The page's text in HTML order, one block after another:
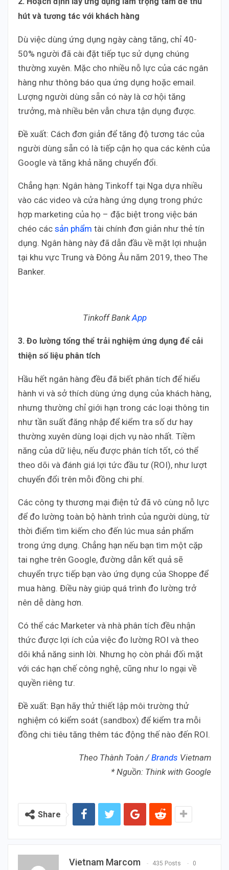
hút và tương tác với khách hàng
Dù việc dùng ứng dụng ngày càng tăng, chỉ 40-
50% người đã cài đặt tiếp tục sử dụng chúng
thường xuyên. Mặc cho nhiều nỗ lực của các ngân
hàng như thông báo qua ứng dụng hoặc email.
Lượng người dùng sẵn có này là cơ hội tăng
trưởng, mà nhiều bên vẫn chưa tận dụng được.
Đề xuất: Cách đơn giản để tăng độ tương tác của
người dùng sẵn có là tiếp cận họ qua các kênh của
Google và tăng khả năng chuyển đổi.
Chẳng hạn: Ngân hàng Tinkoff tại Nga dựa nhiều
vào các video và cửa hàng ứng dụng trong phức
hợp marketing của họ – đặc biệt trong việc bán
chéo các sản phẩm tài chính đơn giản như thẻ tín
dụng. Ngân hàng này đã dẫn đầu về mặt lợi nhuận
tại khu vực Trung và Đông Âu năm 2019, theo The
Banker.
Tinkoff BankApp
3. Đo lường tổng thể trải nghiệm ứng dụng để cải
thiện số liệu phân tích
Hầu hết ngân hàng đều đã biết phân tích để hiểu
hành vi và sở thích dùng ứng dụng của khách hàng,
nhưng thường chỉ giới hạn trong các loại thông tin
như tần suất đăng nhập để kiểm tra số dư hay
thường xuyên dùng loại dịch vụ nào nhất. Tiềm
năng của dữ liệu, nếu được phân tích tốt, có thể
theo dõi và đánh giá lợi tức đầu tư (ROI), như lượt
chuyển đổi trên mỗi đồng chi phí.
Các công ty thương mại điện tử đã vô cùng nỗ lực
để đo lường toàn bộ hành trình của người dùng, từ
thời điểm tìm kiếm cho đến lúc mua sản phẩm
trong ứng dụng. Chẳng hạn nếu bạn tìm một cặp
tai nghe trên Google, đường dẫn kết quả sẽ
chuyển trực tiếp bạn vào ứng dụng của Shoppe để
mua hàng. Điều này giúp quá trình đo lường trở
nên dễ dàng hơn.
Có thể các Marketer và nhà phân tích đều nhận
thức được lợi ích của việc đo lường ROI và theo
dõi khả năng sinh lời. Nhưng họ còn phải đối mặt
với các hạn chế công nghệ, cũng như lo ngại về
quyền riêng tư.
Đề xuất: Bạn hãy thử thiết lập môi trường thử
nghiệm có kiểm soát (sandbox) để kiểm tra mỗi
đồng chi tiêu tăng thêm tác động thế nào đến ROI.
Theo Thành Toàn /Brands Vietnam
* Nguồn: Think with Google
Share
Vietnam Marcom 435 Posts 0